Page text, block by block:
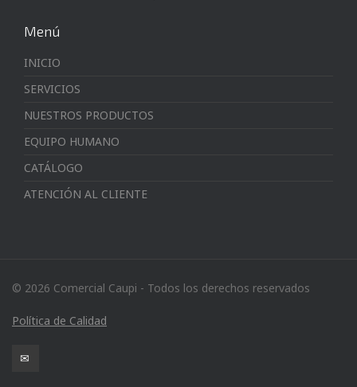
Menú
INICIO
SERVICIOS
NUESTROS PRODUCTOS
EQUIPO HUMANO
CATÁLOGO
ATENCIÓN AL CLIENTE
© 2026 Comercial Caupi - Todos los derechos reservados
Política de Calidad